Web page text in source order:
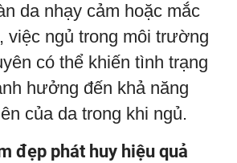
da nhạy cảm hoặc mắc
việc ngủ trong môi trường
có thể khiến tình trạng
hưởng đến khả năng
của da trong khi ngủ.
đẹp phát huy hiệu quả